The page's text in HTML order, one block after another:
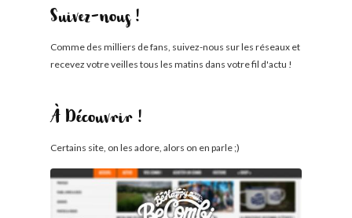
Suivez-nous !
Comme des milliers de fans, suivez-nous sur les réseaux et
recevez votre veilles tous les matins dans votre fil d'actu !
À Découvrir !
Certains site, on les adore, alors on en parle ;)